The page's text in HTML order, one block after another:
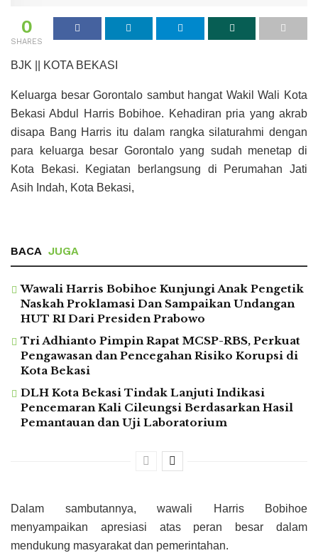
0
SHARES
BJK || KOTA BEKASI
Keluarga besar Gorontalo sambut hangat Wakil Wali Kota
Bekasi Abdul Harris Bobihoe. Kehadiran pria yang akrab
disapa Bang Harris itu dalam rangka silaturahmi dengan
para keluarga besar Gorontalo yang sudah menetap di
Kota Bekasi. Kegiatan berlangsung di Perumahan Jati
Asih Indah, Kota Bekasi,
BACA JUGA
Wawali Harris Bobihoe Kunjungi Anak Pengetik
Naskah Proklamasi Dan Sampaikan Undangan
HUT RI Dari Presiden Prabowo
Tri Adhianto Pimpin Rapat MCSP-RBS, Perkuat
Pengawasan dan Pencegahan Risiko Korupsi di
Kota Bekasi
DLH Kota Bekasi Tindak Lanjuti Indikasi
Pencemaran Kali Cileungsi Berdasarkan Hasil
Pemantauan dan Uji Laboratorium
Dalam sambutannya, wawali Harris Bobihoe
menyampaikan apresiasi atas peran besar dalam
mendukung masyarakat dan pemerintahan.